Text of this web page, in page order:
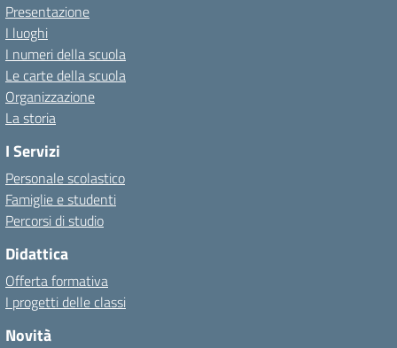
Presentazione
I luoghi
I numeri della scuola
Le carte della scuola
Organizzazione
La storia
I Servizi
Personale scolastico
Famiglie e studenti
Percorsi di studio
Didattica
Offerta formativa
I progetti delle classi
Novità